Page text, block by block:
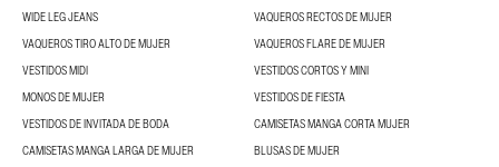
WIDE LEG JEANS
VAQUEROS RECTOS DE MUJER
VAQUEROS TIRO ALTO DE MUJER
VAQUEROS FLARE DE MUJER
VESTIDOS MIDI
VESTIDOS CORTOS Y MINI
MONOS DE MUJER
VESTIDOS DE FIESTA
VESTIDOS DE INVITADA DE BODA
CAMISETAS MANGA CORTA MUJER
CAMISETAS MANGA LARGA DE MUJER
BLUSAS DE MUJER